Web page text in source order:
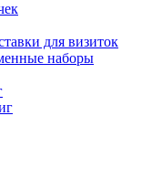
для визиток
наборы